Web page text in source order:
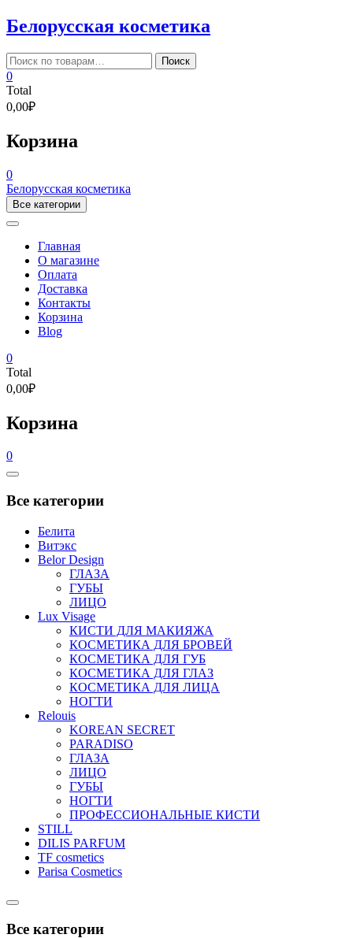
Skip
to
content
Белорусская косметика
Искать: Поиск
0
Total
0,00₽
Корзина
0
Белорусская косметика
Все категории
Главная
О магазине
Оплата
Доставка
Контакты
Корзина
Blog
0
Total
0,00₽
Корзина
0
Catalog
Все категории
Белита
Витэкс
Belor Design
ГЛАЗА
ГУБЫ
ЛИЦО
Lux Visage
КИСТИ ДЛЯ МАКИЯЖА
КОСМЕТИКА ДЛЯ БРОВЕЙ
КОСМЕТИКА ДЛЯ ГУБ
КОСМЕТИКА ДЛЯ ГЛАЗ
КОСМЕТИКА ДЛЯ ЛИЦА
НОГТИ
Relouis
KOREAN SECRET
PARADISO
ГЛАЗА
ЛИЦО
ГУБЫ
НОГТИ
ПРОФЕССИОНАЛЬНЫЕ КИСТИ
STILL
DILIS PARFUM
TF cosmetics
Parisa Cosmetics
Catalog
Все категории